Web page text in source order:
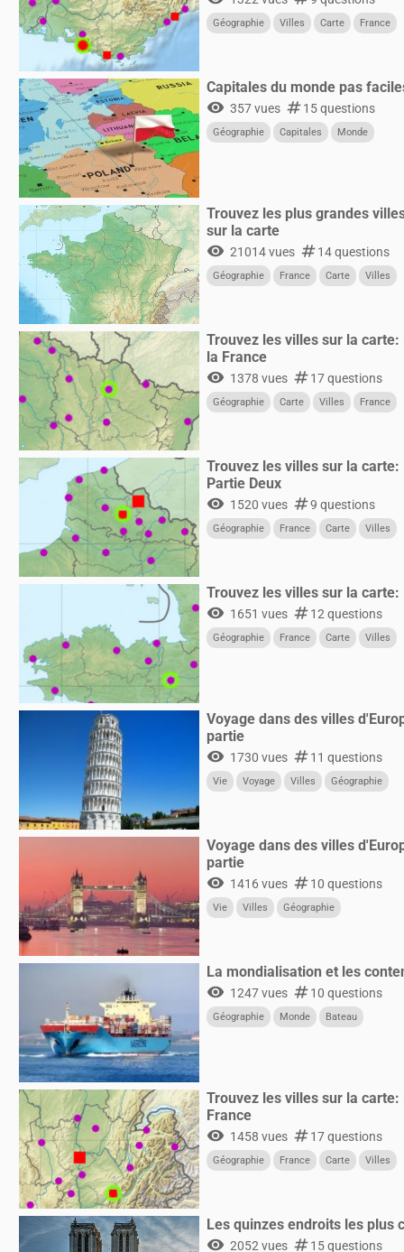
Géographie Villes Carte France
Capitales du monde pas
visibility 357 vues numbers15 questions
Géographie Capitales Monde
Trouvez les plus grandes
sur la carte
visibility 21014 vues numbers14 questions
Géographie France Carte Villes
Trouvez les villes sur la carte:
la France
visibility 1378 vues numbers17 questions
Géographie Carte Villes France
Trouvez les villes sur la carte:
Partie Deux
visibility 1520 vues numbers9 questions
Géographie France Carte Villes
Trouvez les villes sur la carte:
visibility 1651 vues numbers12 questions
Géographie France Carte Villes
Voyage dans des villes
partie
visibility 1730 vues numbers11 questions
Vie Voyage Villes Géographie
Voyage dans des villes
partie
visibility 1416 vues numbers10 questions
Vie Villes Géographie
La mondialisation et les
visibility 1247 vues numbers10 questions
Géographie Monde Bateau
Trouvez les villes sur la carte:
France
visibility 1458 vues numbers17 questions
Géographie France Carte Villes
Les quinzes endroits les plus
visibility 2052 vues numbers15 questions